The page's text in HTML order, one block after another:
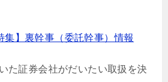
集】裏幹事（委託幹事）情報
た証券会社がだいたい取扱を決